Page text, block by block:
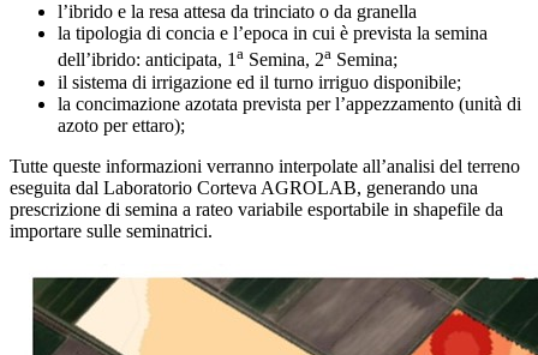
l’ibrido e la resa attesa da trinciato o da granella
la tipologia di concia e l’epoca in cui è prevista la semina
dell’ibrido: anticipata, 1a Semina, 2a Semina;
il sistema di irrigazione ed il turno irriguo disponibile;
la concimazione azotata prevista per l’appezzamento (unità di
azoto per ettaro);
Tutte queste informazioni verranno interpolate all’analisi del terreno
eseguita dal Laboratorio Corteva AGROLAB, generando una
prescrizione di semina a rateo variabile esportabile in shapefile da
importare sulle seminatrici.